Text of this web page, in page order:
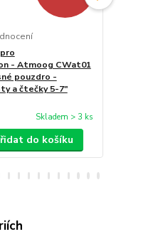
- Atmoog CWat01
pouzdro -
a čtečky 5-7"
Skladem > 3 ks
do košíku